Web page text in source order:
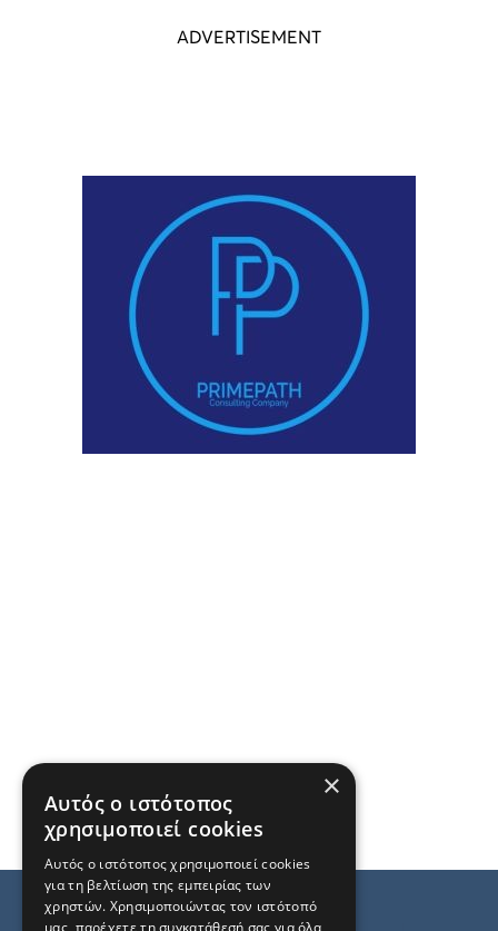
×
Αυτός ο ιστότοπος
χρησιμοποιεί cookies
Αυτός ο ιστότοπος χρησιμοποιεί cookies
για τη βελτίωση της εμπειρίας των
χρηστών. Χρησιμοποιώντας τον ιστότοπό
μας, παρέχετε τη συγκατάθεσή σας για όλα